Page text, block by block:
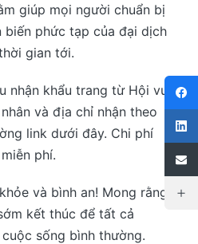
giúp mọi người chuẩn bị
phức tạp của đại dịch
gian tới.
nhận khẩu trang từ Hội vui
và địa chỉ nhận theo
link dưới đây. Chi phí
phí.
và bình an! Mong rằng
kết thúc để tất cả
sống bình thường.